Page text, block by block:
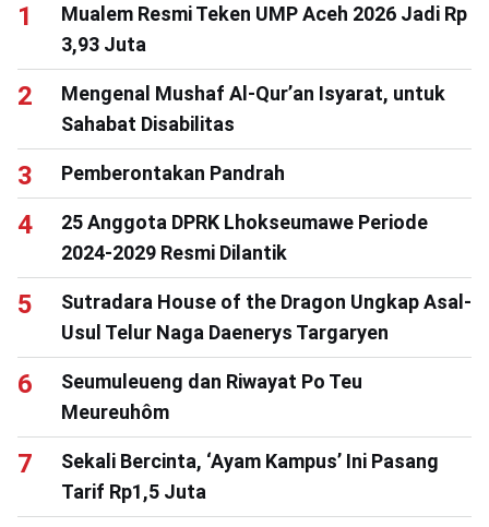
Mualem Resmi Teken UMP Aceh 2026 Jadi Rp
3,93 Juta
Mengenal Mushaf Al-Qur’an Isyarat, untuk
Sahabat Disabilitas
Pemberontakan Pandrah
25 Anggota DPRK Lhokseumawe Periode
2024-2029 Resmi Dilantik
Sutradara House of the Dragon Ungkap Asal-
Usul Telur Naga Daenerys Targaryen
Seumuleueng dan Riwayat Po Teu
Meureuhôm
Sekali Bercinta, ‘Ayam Kampus’ Ini Pasang
Tarif Rp1,5 Juta